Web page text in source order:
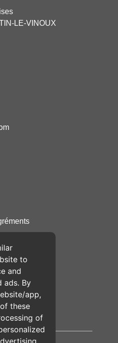
LE-VINOUX
Vente
to
and
ads. By
app,
these
of